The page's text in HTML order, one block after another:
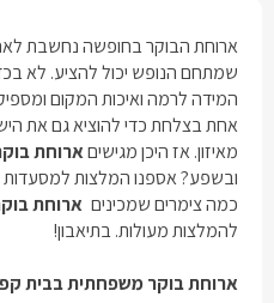
ארוחת הבוקר בחופשה נחשבת
שמתחם הנופש יכול להציע. לא
המידה לרמה ואיכות המקום
אחת בצלחת כדי להוציא גם את
מאיזון. אז היכן מגישיםארוחת
ובשפע? אספנו המלצות למסעדות
כמה צימרים שמכינים ארוחת
להמלצות מעולות. בתיאבון!
ארוחת בוקר משפחתיתבבית